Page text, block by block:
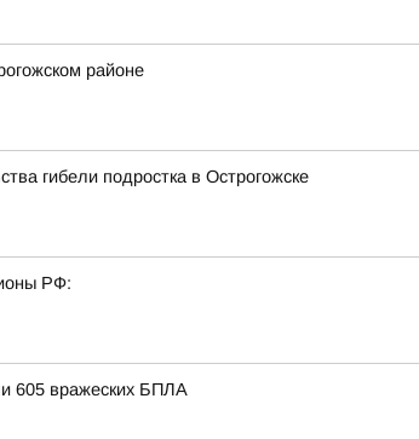
районе
гибели подростка в Острогожске
РФ:
605 вражеских БПЛА